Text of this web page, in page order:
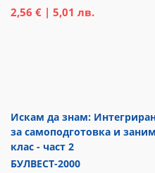
2,56 € | 5,01 лв.
Искам да знам:
за самоподготовка и
клас - част 2
БУЛВЕСТ-2000